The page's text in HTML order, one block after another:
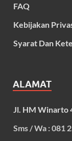
FAQ
Kebijakan
Syarat Dan
ALAMAT
Jl. HM Winarto
Sms / Wa : 081